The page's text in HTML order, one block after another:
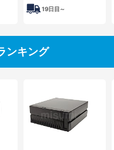
19日目～
ンキング